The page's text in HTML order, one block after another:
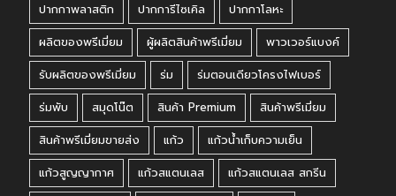
ปากกาพลาสติก
ปากการีไซเคิล
ปากกาโลหะ
ผลิตของพรีเมี่ยม
ผู้ผลิตสินค้าพรีเมี่ยม
พาวเวอร์แบงค์
รับผลิตของพรีเมี่ยม
ร่ม
ร่มตอนเดียวโครงไฟเบอร์
ร่มพับ
สมุดโน๊ต สินค้า Premium
สินค้าพรีเมี่ยม
สินค้าพรีเมี่ยมขายส่ง
แก้ว
แก้วน้ำเก็บความเย็น
แก้วสูญญากาศ
แก้วสแตนเลส
แก้วสแตนเลส สกรีน